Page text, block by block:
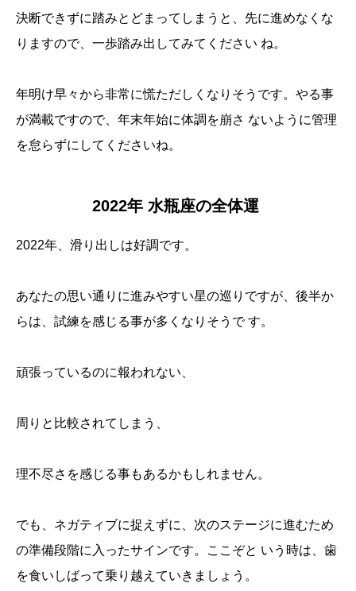
決断できずに踏みとどまってしまうと、先に進めなくな
りますので、一歩踏み出してみてください ね。
年明け早々から非常に慌ただしくなりそうです。やる事
が満載ですので、年末年始に体調を崩さ ないように管理
を怠らずにしてくださいね。
2022年 水瓶座の全体運
2022年、滑り出しは好調です。
あなたの思い通りに進みやすい星の巡りですが、後半か
らは、試練を感じる事が多くなりそうで す。
頑張っているのに報われない、
周りと比較されてしまう、
理不尽さを感じる事もあるかもしれません。
でも、ネガティブに捉えずに、次のステージに進むため
の準備段階に入ったサインです。ここぞと いう時は、歯
を食いしばって乗り越えていきましょう。